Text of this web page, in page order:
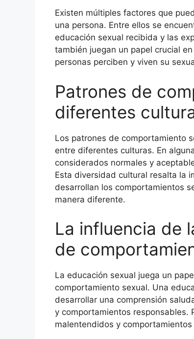
Existen múltiples factores que
una persona. Entre ellos se
educación sexual recibida y las
también juegan un papel crucial
personas perciben y viven su
Patrones de
diferentes
Los patrones de comportamiento
entre diferentes culturas. En
considerados normales y
Esta diversidad cultural resalta la
desarrollan los comportamientos
manera diferente.
La influencia de
de
La educación sexual juega un
comportamiento sexual. Una
desarrollar una comprensión
y comportamientos responsables.
malentendidos y comportamientos